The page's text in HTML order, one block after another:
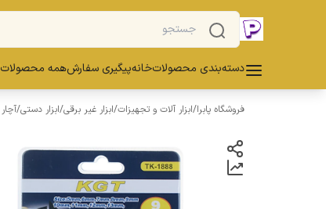
دسته‌بندی محصولاتخانهپیگیری سفارشهمه محصولات
فروشگاه پابرا/ابزار آلات و تجهیزات/ابزار غیر برقی/ابزار دستی/آچار